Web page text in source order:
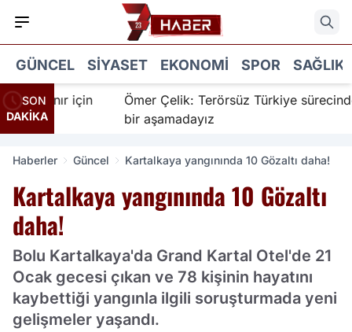
GÜNCEL SIYASET EKONOMI SPOR SAĞLIK
SON
DAKİKA
İnanır için
Ömer Çelik: Terörsüz Türkiye sürecinde
bir aşamadayız
Haberler Güncel Kartalkaya yangınında 10 Gözaltı daha!
Kartalkaya yangınında 10 Gözaltı
daha!
Bolu Kartalkaya'da Grand Kartal Otel'de 21
Ocak gecesi çıkan ve 78 kişinin hayatını
kaybettiği yangınla ilgili soruşturmada yeni
gelişmeler yaşandı.